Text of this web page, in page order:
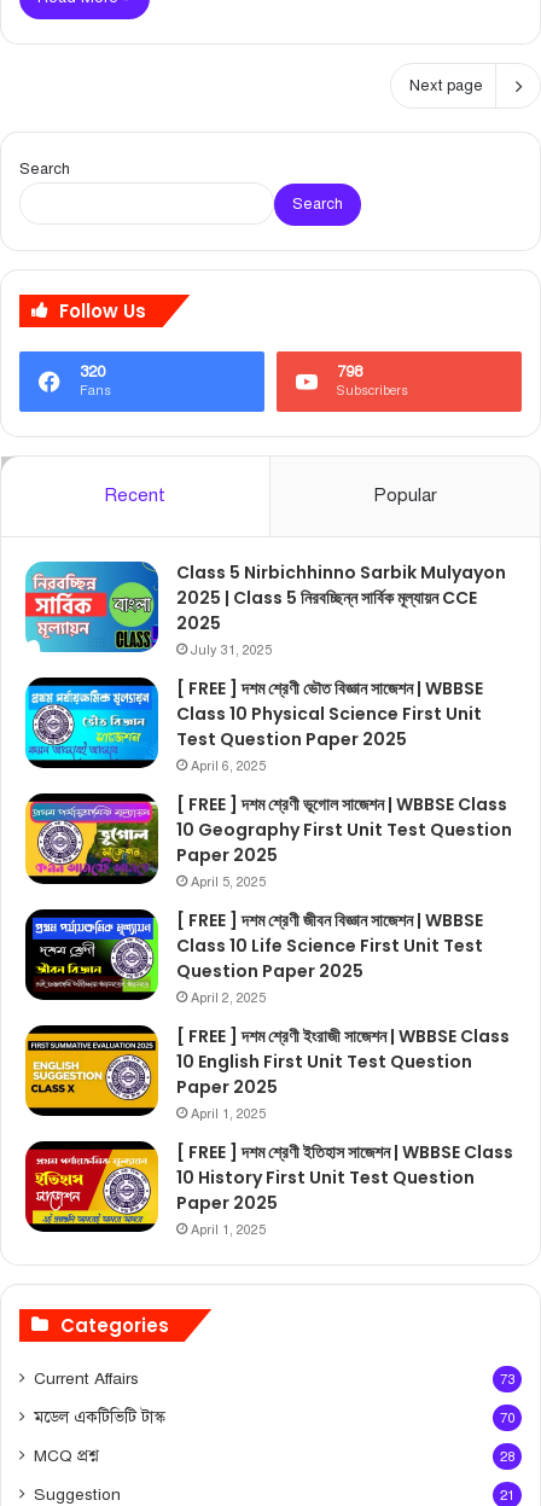
Next page
Search
Search
Follow Us
320
Fans
798
Subscribers
Recent Popular
Class 5 Nirbichhinno Sarbik Mulyayon
2025 | Class 5 নিরবচ্ছিন্ন সার্বিক মূল্যায়ন CCE
2025
July 31, 2025
[ FREE ] দশম শ্রেণী ভৌত বিজ্ঞান সাজেশন | WBBSE
Class 10 Physical Science First Unit
Test Question Paper 2025
April 6, 2025
[ FREE ] দশম শ্রেণী ভূগোল সাজেশন | WBBSE Class
10 Geography First Unit Test Question
Paper 2025
April 5, 2025
[ FREE ] দশম শ্রেণী জীবন বিজ্ঞান সাজেশন | WBBSE
Class 10 Life Science First Unit Test
Question Paper 2025
April 2, 2025
[ FREE ] দশম শ্রেণী ইংরাজী সাজেশন | WBBSE Class
10 English First Unit Test Question
Paper 2025
April 1, 2025
[ FREE ] দশম শ্রেণী ইতিহাস সাজেশন | WBBSE Class
10 History First Unit Test Question
Paper 2025
April 1, 2025
Categories
Current Affairs 73
মডেল একটিভিটি টাস্ক 70
MCQ প্রশ্ন 28
Suggestion 21